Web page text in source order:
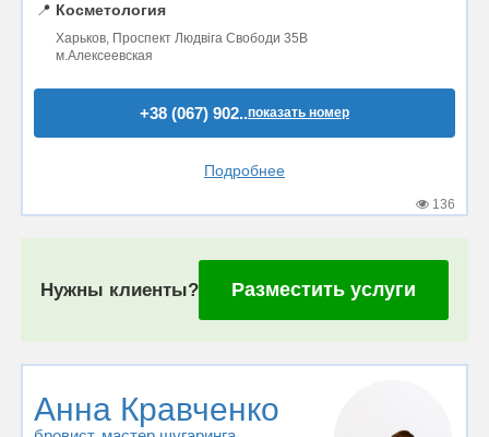
📍 Косметология
Харьков, Проспект Людвіга Свободи 35В
м.Алексеевская
+38 (067) 902..показать номер
Подробнее
136
Нужны клиенты? Разместить услуги
Анна Кравченко